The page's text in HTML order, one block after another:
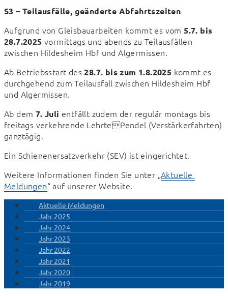
S3 – Teilausfälle, geänderte Abfahrtszeiten
Aufgrund von Gleisbauarbeiten kommt es vom 5.7. bis
28.7.2025 vormittags und abends zu Teilausfällen
zwischen Hildesheim Hbf und Algermissen.
Ab Betriebsstart des 28.7. bis zum 1.8.2025 kommt es
durchgehend zum Teilausfall zwischen Hildesheim Hbf
und Algermissen.
Ab dem 7. Juli entfällt zudem der regulär montags bis
freitags verkehrende LehrtePendel (Verstärkerfahrten)
ganztägig.
Ein Schienenersatzverkehr (SEV) ist eingerichtet.
Weitere Informationen finden Sie unter „Aktuelle
Meldungen“ auf unserer Website.
Aktuelle Meldungen
Jahr 2025
Jahr 2024
Jahr 2023
Jahr 2022
Jahr 2021
Jahr 2020
Jahr 2019